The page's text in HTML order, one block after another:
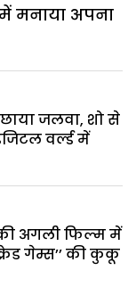
मनाया अपना
जलवा, शो से
वर्ल्ड में
अगली फिल्म में
गेम्स’’ की कुकू